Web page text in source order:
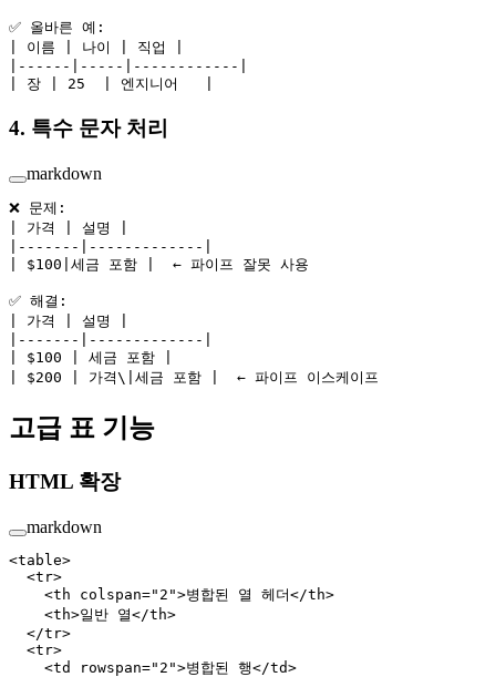
✅ 올바른 예:
| 이름 | 나이 | 직업 |
|------|-----|------------|
| 장 | 25  | 엔지니어   |
4. 특수 문자 처리
markdown
❌ 문제:
| 가격 | 설명 |
|-------|-------------|
| $100|세금 포함 |  ← 파이프 잘못 사용
✅ 해결:
| 가격 | 설명 |
|-------|-------------|
| $100 | 세금 포함 |
| $200 | 가격\|세금 포함 |  ← 파이프 이스케이프
고급 표 기능
HTML 확장
markdown
<table>
  <
tr>
    <
th colspan="2">병합된 열 헤더</th>
    <
th>일반 열</th>
  </
tr>
  <
tr>
    <
td rowspan="2">병합된 행</td>